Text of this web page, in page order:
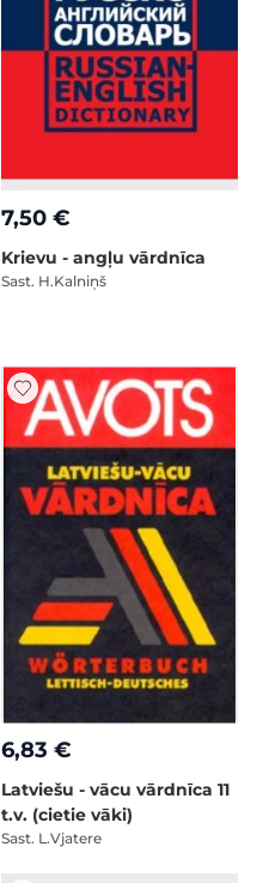
7,50 €
Krievu - angļu vārdnīca
Sast. H.Kalniņš
6,83 €
Latviešu - vācu vārdnīca 11
t.v. (cietie vāki)
Sast. L.Vjatere